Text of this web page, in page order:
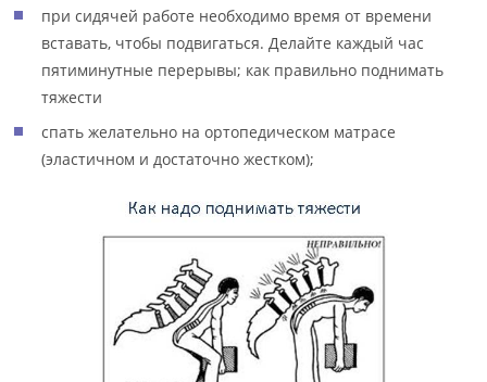
при сидячей работе необходимо время от времени
вставать, чтобы подвигаться. Делайте каждый час
пятиминутные перерывы; как правильно поднимать
тяжести
спать желательно на ортопедическом матрасе
(эластичном и достаточно жестком);